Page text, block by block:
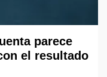
parece
el resultado